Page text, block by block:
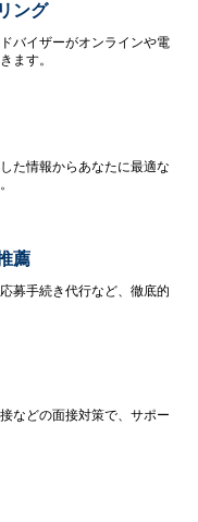
ング
バイザーがオンラインや電
ます。
た情報からあなたに最適な
薦
募手続き代行など、徹底的
などの面接対策で、サポー